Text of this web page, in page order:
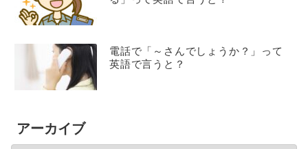
電話で「～さんでしょうか？」って
英語で言うと？
アーカイブ